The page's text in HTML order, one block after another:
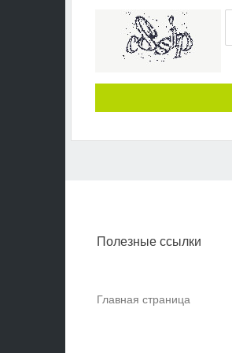
Полезные ссылки
Главная страница